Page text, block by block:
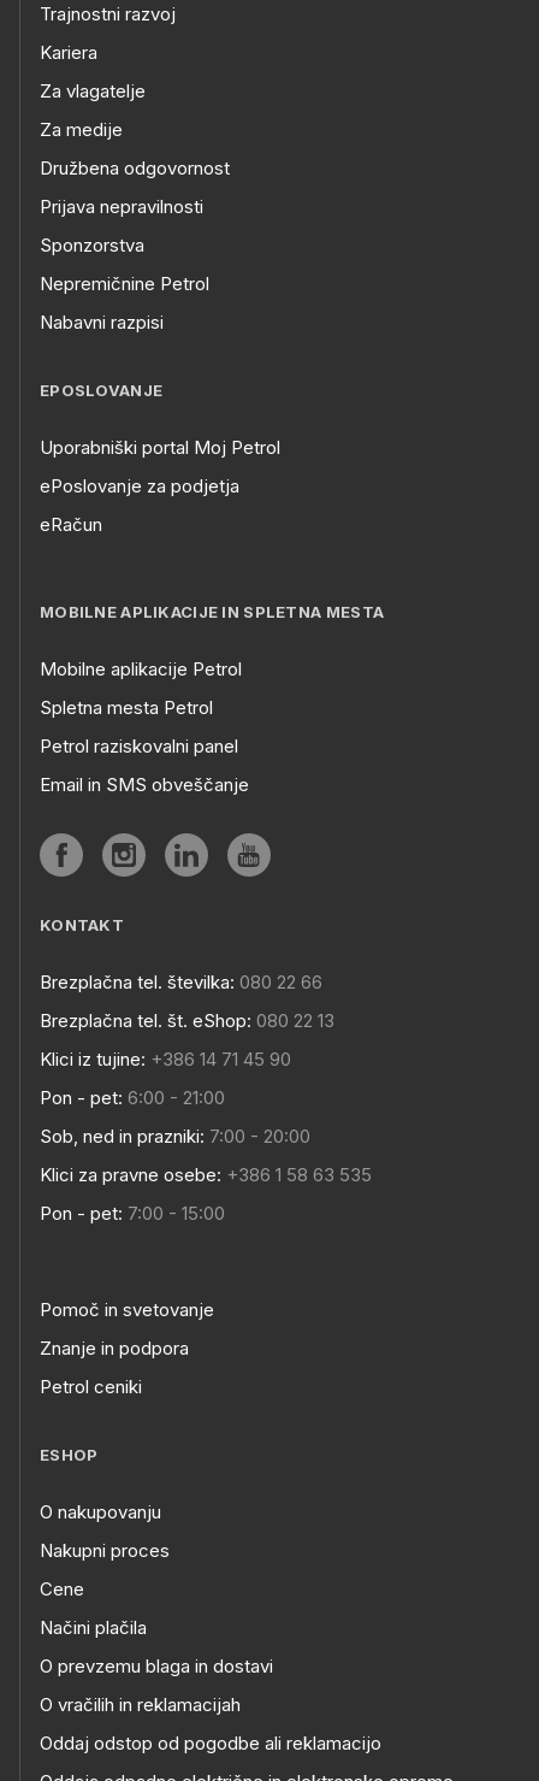
Trajnostni razvoj
Kariera
Za vlagatelje
Za medije
Družbena odgovornost
Prijava nepravilnosti
Sponzorstva
Nepremičnine Petrol
Nabavni razpisi
EPOSLOVANJE
Uporabniški portal Moj Petrol
ePoslovanje za podjetja
eRačun
MOBILNE APLIKACIJE IN SPLETNA MESTA
Mobilne aplikacije Petrol
Spletna mesta Petrol
Petrol raziskovalni panel
Email in SMS obveščanje
KONTAKT
Brezplačna tel. številka: 080 22 66
Brezplačna tel. št. eShop: 080 22 13
Klici iz tujine: +386 14 71 45 90
Pon - pet: 6:00 - 21:00
Sob, ned in prazniki: 7:00 - 20:00
Klici za pravne osebe: +386 1 58 63 535
Pon - pet: 7:00 - 15:00
Pomoč in svetovanje
Znanje in podpora
Petrol ceniki
ESHOP
O nakupovanju
Nakupni proces
Cene
Načini plačila
O prevzemu blaga in dostavi
O vračilih in reklamacijah
Oddaj odstop od pogodbe ali reklamacijo